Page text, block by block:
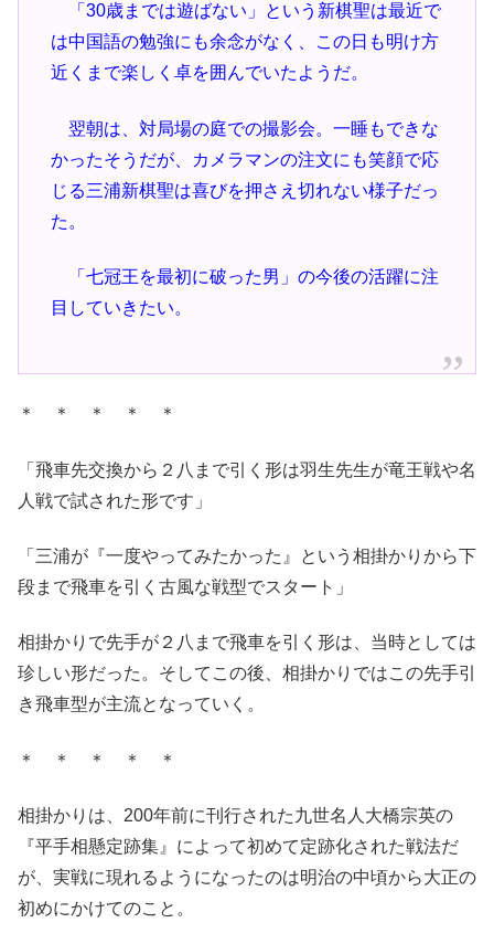
「30歳までは遊ばない」という新棋聖は最近で
は中国語の勉強にも余念がなく、この日も明け方
近くまで楽しく卓を囲んでいたようだ。
翌朝は、対局場の庭での撮影会。一睡もできな
かったそうだが、カメラマンの注文にも笑顔で応
じる三浦新棋聖は喜びを押さえ切れない様子だっ
た。
「七冠王を最初に破った男」の今後の活躍に注
目していきたい。
＊ ＊ ＊ ＊ ＊
「飛車先交換から２八まで引く形は羽生先生が竜王戦や名
人戦で試された形です」
「三浦が『一度やってみたかった』という相掛かりから下
段まで飛車を引く古風な戦型でスタート」
相掛かりで先手が２八まで飛車を引く形は、当時としては
珍しい形だった。そしてこの後、相掛かりではこの先手引
き飛車型が主流となっていく。
＊ ＊ ＊ ＊ ＊
相掛かりは、200年前に刊行された九世名人大橋宗英の
『平手相懸定跡集』によって初めて定跡化された戦法だ
が、実戦に現れるようになったのは明治の中頃から大正の
初めにかけてのこと。